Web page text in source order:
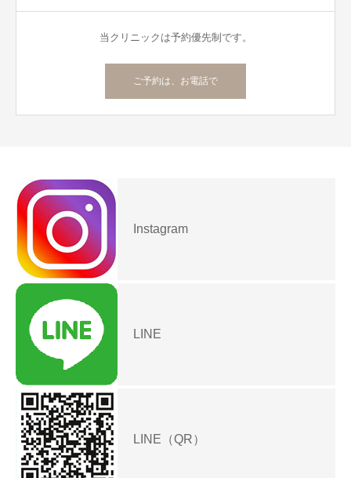
当クリニックは予約優先制です。
ご予約は、お電話で
Instagram
LINE
LINE（QR）